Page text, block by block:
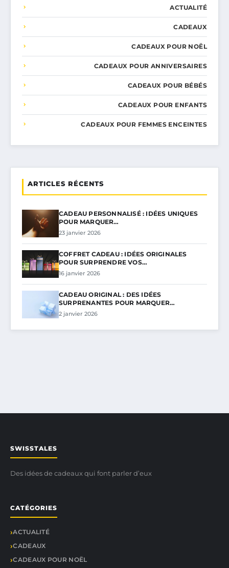
ACTUALITÉ
CADEAUX
CADEAUX POUR NOËL
CADEAUX POUR ANNIVERSAIRES
CADEAUX POUR BÉBÉS
CADEAUX POUR ENFANTS
CADEAUX POUR FEMMES ENCEINTES
ARTICLES RÉCENTS
CADEAU PERSONNALISÉ : IDÉES UNIQUES
POUR MARQUER…
23 janvier 2026
COFFRET CADEAU : IDÉES ORIGINALES
POUR SURPRENDRE VOS…
16 janvier 2026
CADEAU ORIGINAL : DES IDÉES
SURPRENANTES POUR MARQUER…
2 janvier 2026
SWISSTALES
Des idées de cadeaux qui font parler d’eux
CATÉGORIES
ACTUALITÉ
CADEAUX
CADEAUX POUR NOËL